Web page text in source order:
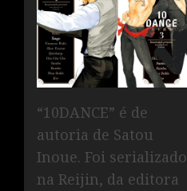
“10DANCE” é de
autoria de Satou
Inoue. Foi serializado
na Reijin, da editora